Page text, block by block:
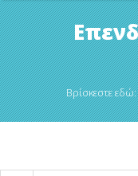
Βρίσκεστε εδώ: